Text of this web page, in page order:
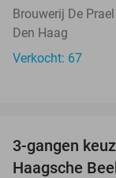
Brouwerij De
Den Haag
Verkocht: 67
3-gangen
Haagsche